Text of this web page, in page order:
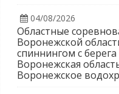
04/08/2026
Областные
Воронежской
спиннингом с берега
Воронежская
Воронежское